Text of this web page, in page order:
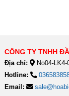
CÔNG TY TNHH
Địa chỉ:
No04-LK4-
Hotline:
Email: